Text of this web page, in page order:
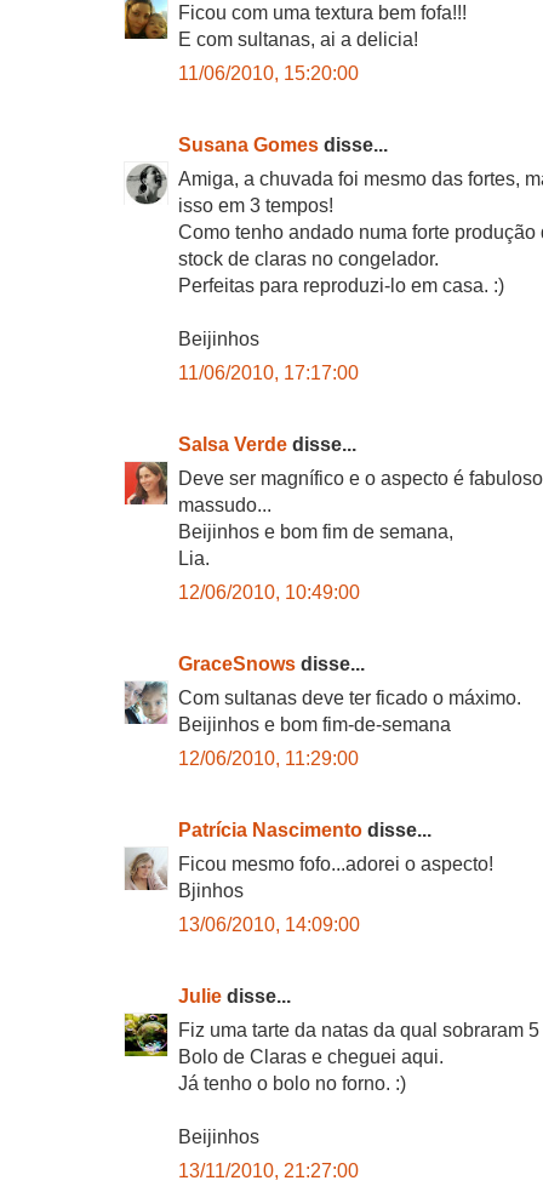
Ficou com uma textura bem fofa!!!
E com sultanas, ai a delicia!
11/06/2010, 15:20:00
Susana Gomes disse...
Amiga, a chuvada foi mesmo das fortes,
isso em 3 tempos!
Como tenho andado numa forte
stock de claras no congelador.
Perfeitas para reproduzi-lo em casa. :)
Beijinhos
11/06/2010, 17:17:00
Salsa Verde disse...
Deve ser magnífico e o aspecto é
massudo...
Beijinhos e bom fim de semana,
Lia.
12/06/2010, 10:49:00
GraceSnows disse...
Com sultanas deve ter ficado o máximo.
Beijinhos e bom fim-de-semana
12/06/2010, 11:29:00
Patrícia Nascimento disse...
Ficou mesmo fofo...adorei o aspecto!
Bjinhos
13/06/2010, 14:09:00
Julie disse...
Fiz uma tarte da natas da qual sobraram
Bolo de Claras e cheguei aqui.
Já tenho o bolo no forno. :)
Beijinhos
13/11/2010, 21:27:00